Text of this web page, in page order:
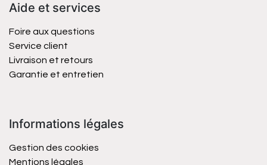
Aide et services
Foire aux questions
Service client
Livraison et retours
Garantie et entretien
Informations légales
Gestion des cookies
Mentions légales